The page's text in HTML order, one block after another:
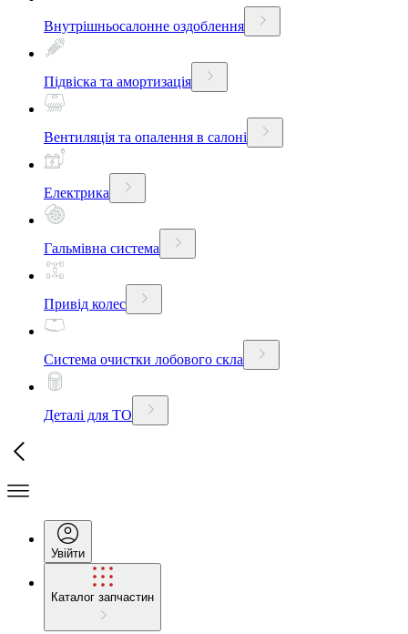
Внутрішньосалонне оздоблення
Підвіска та амортизація
Вентиляція та опалення в салоні
Електрика
Гальмівна система
Привід колес
Система очистки лобового скла
Деталі для ТО
Увійти
Каталог запчастин